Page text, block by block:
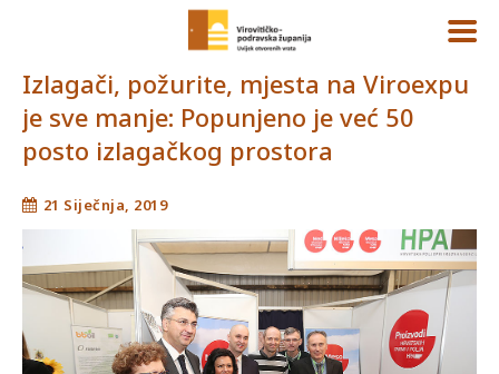
Izlagači, požurite, mjesta na Viroexpu
je sve manje: Popunjeno je već 50
posto izlagačkog prostora
21 Siječnja, 2019